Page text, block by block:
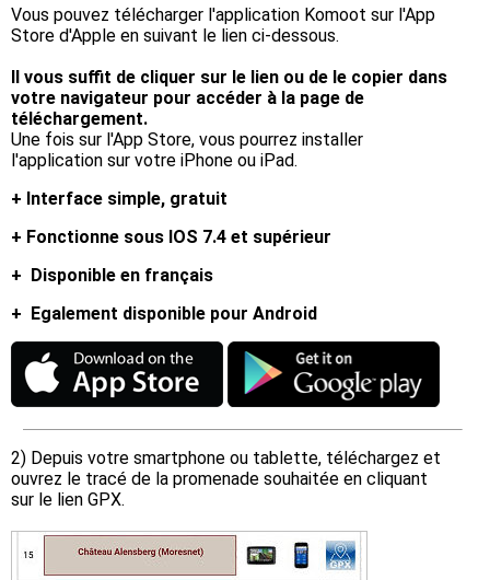
Vous pouvez télécharger l'application Komoot sur l'App
Store d'Apple en suivant le lien ci-dessous.
Il vous suffit de cliquer sur le lien ou de le copier dans
votre navigateur pour accéder à la page de
téléchargement.
Une fois sur l'App Store, vous pourrez installer
l'application sur votre iPhone ou iPad.
+ Interface simple, gratuit
+ Fonctionne sous IOS 7.4 et supérieur
+ Disponible en français
+ Egalement disponible pour Android
2) Depuis votre smartphone ou tablette, téléchargez et
ouvrez le tracé de la promenade souhaitée en cliquant
sur le lien GPX.